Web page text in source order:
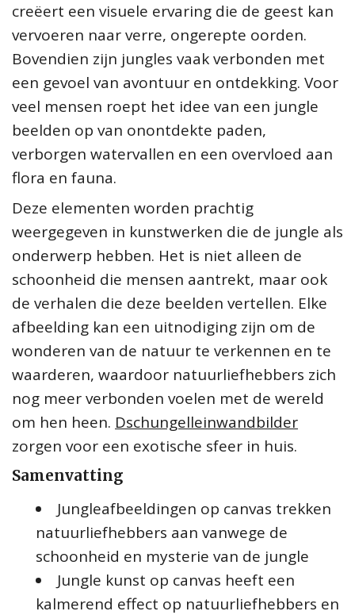
creëert een visuele ervaring die de geest kan
vervoeren naar verre, ongerepte oorden.
Bovendien zijn jungles vaak verbonden met
een gevoel van avontuur en ontdekking. Voor
veel mensen roept het idee van een jungle
beelden op van onontdekte paden,
verborgen watervallen en een overvloed aan
flora en fauna.
Deze elementen worden prachtig
weergegeven in kunstwerken die de jungle als
onderwerp hebben. Het is niet alleen de
schoonheid die mensen aantrekt, maar ook
de verhalen die deze beelden vertellen. Elke
afbeelding kan een uitnodiging zijn om de
wonderen van de natuur te verkennen en te
waarderen, waardoor natuurliefhebbers zich
nog meer verbonden voelen met de wereld
om hen heen. Dschungelleinwandbilder
zorgen voor een exotische sfeer in huis.
Samenvatting
Jungleafbeeldingen op canvas trekken
natuurliefhebbers aan vanwege de
schoonheid en mysterie van de jungle
Jungle kunst op canvas heeft een
kalmerend effect op natuurliefhebbers en